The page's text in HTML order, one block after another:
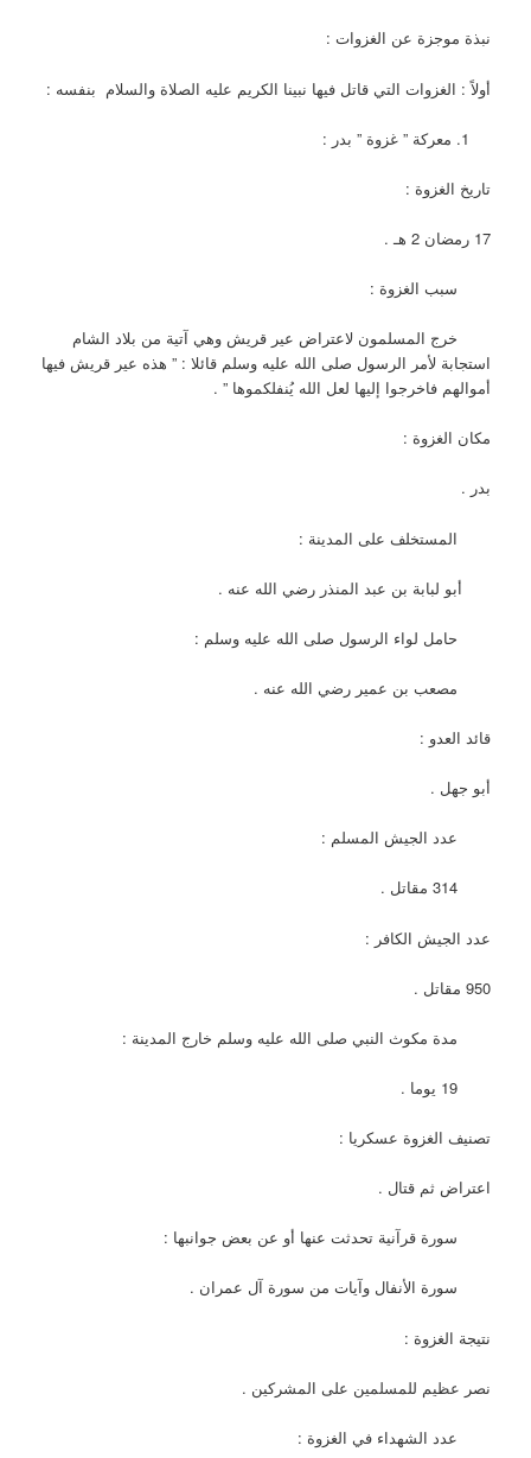
نبذة موجزة عن الغزوات :
أولاً : الغزوات التي قاتل فيها نبينا الكريم عليه الصلاة والسلام بنفسه :
معركة ” غزوة ” بدر :
تاريخ الغزوة :
17 رمضان 2 هـ .
سبب الغزوة :
خرج المسلمون لاعتراض عير قريش وهي آتية من بلاد الشام
استجابة لأمر الرسول صلى الله عليه وسلم قائلا : ” هذه عير قريش فيها
أموالهم فاخرجوا إليها لعل الله يُنفلكموها ” .
مكان الغزوة :
بدر .
المستخلف على المدينة :
أبو لبابة بن عبد المنذر رضي الله عنه .
حامل لواء الرسول صلى الله عليه وسلم :
مصعب بن عمير رضي الله عنه .
قائد العدو :
أبو جهل .
عدد الجيش المسلم :
314 مقاتل .
عدد الجيش الكافر :
950 مقاتل .
مدة مكوث النبي صلى الله عليه وسلم خارج المدينة :
19 يوما .
تصنيف الغزوة عسكريا :
اعتراض ثم قتال .
سورة قرآنية تحدثت عنها أو عن بعض جوانبها :
سورة الأنفال وآيات من سورة آل عمران .
نتيجة الغزوة :
نصر عظيم للمسلمين على المشركين .
عدد الشهداء في الغزوة :